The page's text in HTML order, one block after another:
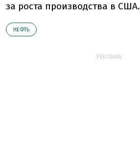
за роста производства в США.
НЕФТЬ
РЕКЛАМА: